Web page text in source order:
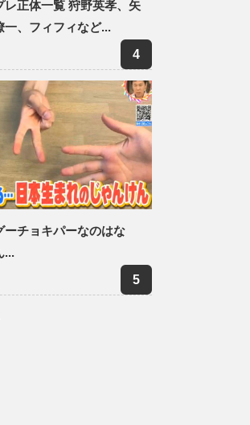
レ正体一覧 狩野英孝、矢
一、フィフィなど...
ーチョキパーなのはな
...